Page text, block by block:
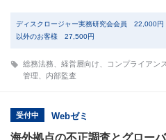
ディスクロージャー実務研究会会員 22,000
以外のお客様 27,500円
総務法務 経営層向け コンプライアンス
管理
内部監査
受付中 Webゼミ